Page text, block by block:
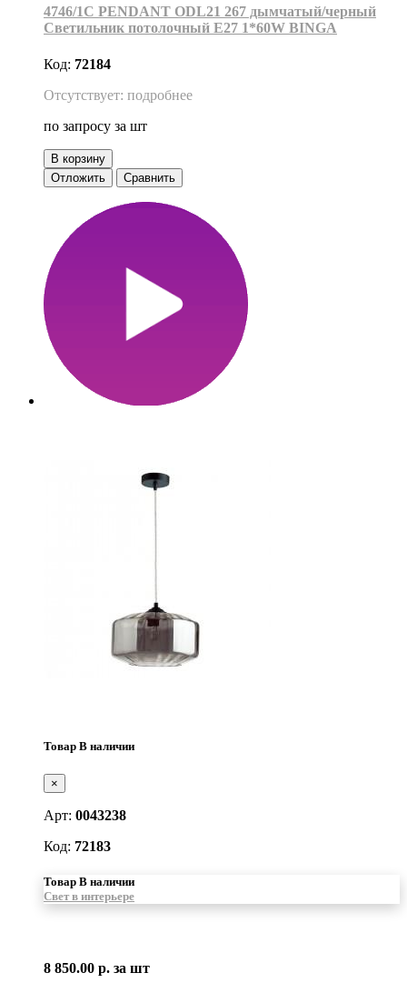
4746/1C PENDANT ODL21 267 дымчатый/черный
Светильник потолочный E27 1*60W BINGA
Код: 72184
Отсутствует: подробнее
по запросу за шт
В корзину
Отложить
Сравнить
Товар В наличии
×
Арт: 0043238
Код: 72183
Товар В наличии
Свет в интерьере
8 850.00 р. за шт